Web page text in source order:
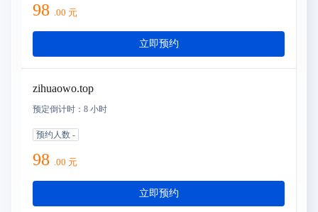
98 .00 元
立即预约
zihuaowo.top
预定倒计时： 8 小时
预约人数 -
98 .00 元
立即预约